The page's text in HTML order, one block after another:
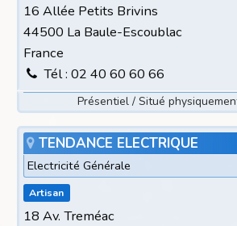
16 Allée Petits Brivins
44500 La Baule-Escoublac
France
Tél : 02 40 60 60 66
Présentiel / Situé
TENDANCE ELECTRIQUE
Electricité Générale
Artisan
18 Av. Treméac